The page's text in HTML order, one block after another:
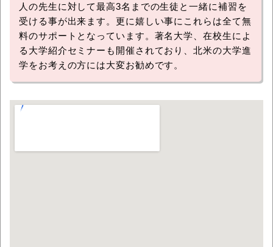
人の先生に対して最高3名までの生徒と一緒に補習を
受ける事が出来ます。更に嬉しい事にこれらは全て無
料のサポートとなっています。著名大学、在校生によ
る大学紹介セミナーも開催されており、北米の大学進
学をお考えの方には大変お勧めです。